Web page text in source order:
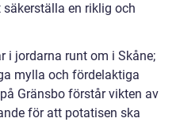
en riklig och
i jordarna runt om i Skåne;
mylla och fördelaktiga
Gränsbo förstår vikten av
för att potatisen ska